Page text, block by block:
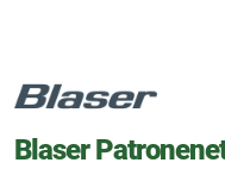
Blaser